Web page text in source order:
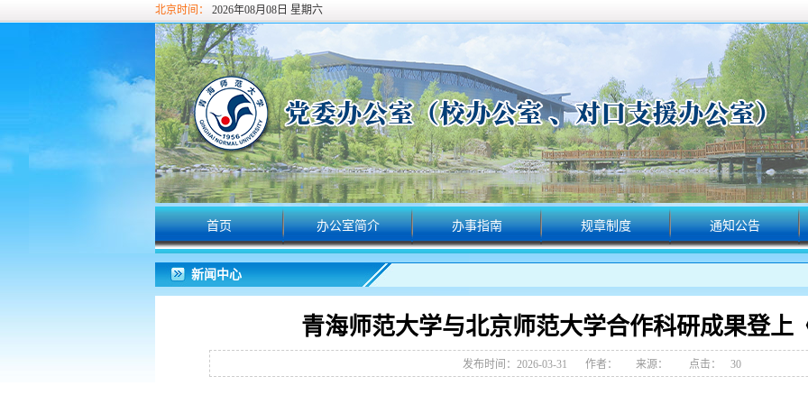
北京时间： 2026年08月08日 星期六
首页 办公室简介 办事指南 规章制度 通知公告
新闻中心
青海师范大学与北京师范大学合作科研成果登上
发布时间：2026-03-31 作者： 来源： 点击： 30